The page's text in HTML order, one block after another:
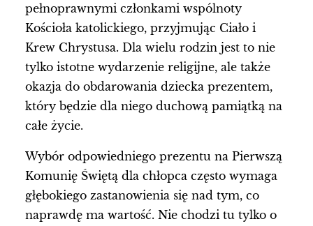
pełnoprawnymi członkami wspólnoty
Kościoła katolickiego, przyjmując Ciało i
Krew Chrystusa. Dla wielu rodzin jest to nie
tylko istotne wydarzenie religijne, ale także
okazja do obdarowania dziecka prezentem,
który będzie dla niego duchową pamiątką na
całe życie.
Wybór odpowiedniego prezentu na Pierwszą
Komunię Świętą dla chłopca często wymaga
głębokiego zastanowienia się nad tym, co
naprawdę ma wartość. Nie chodzi tu tylko o